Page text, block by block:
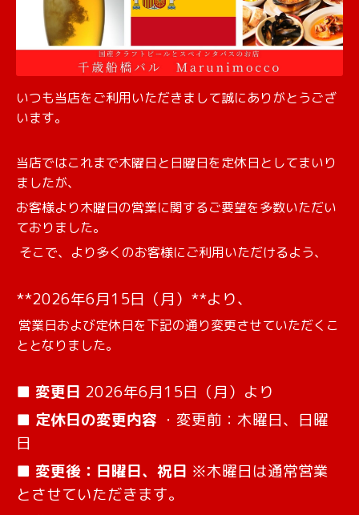
いつも当店をご利用いただきまして誠にありがとうござ
います。
当店ではこれまで木曜日と日曜日を定休日としてまいり
ましたが、
お客様より木曜日の営業に関するご要望を多数いただい
ておりました。
そこで、より多くのお客様にご利用いただけるよう、
**2026年6月15日（月）**より、
営業日および定休日を下記の通り変更させていただくこ
ととなりました。
■ 変更日 2026年6月15日（月）より
■ 定休日の変更内容 ・変更前：木曜日、日曜
日
■ 変更後：日曜日、祝日 ※木曜日は通常営業
とさせていただきます。